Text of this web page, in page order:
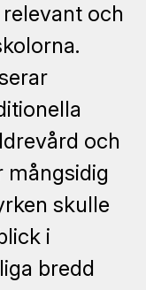
och
och
mångsidig
skulle
i
bredd